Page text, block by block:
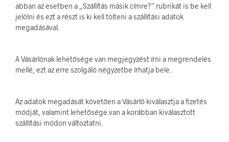
abban az esetben a „Szállítás másik címre?” rubrikát is be kell
jelölni és ezt a részt is ki kell tölteni a szállítási adatok
megadásával.
A Vásárlónak lehetősége van megjegyzést írni a megrendelés
mellé, ezt az erre szolgáló négyzetbe írhatja bele.
Az adatok megadását követően a Vásárló kiválasztja a fizetés
módját, valamint lehetősége van a korábban kiválasztott
szállítási módon változtatni.